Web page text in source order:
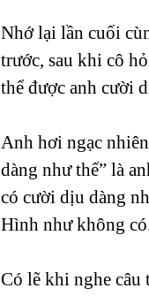
Nhớ lại lần cuối
trước, sau khi cô
thể được anh cười
Anh hơi ngạc
dàng như thế” là
có cười dịu dàng
Hình như không
Có lẽ khi nghe câu